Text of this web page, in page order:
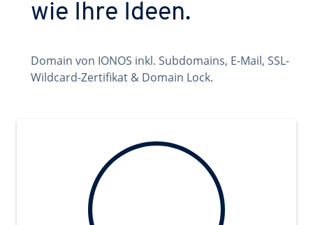
wie Ihre Ideen.
Domain von IONOS inkl. Subdomains, E-Mail, SSL-
Wildcard-Zertifikat & Domain Lock.